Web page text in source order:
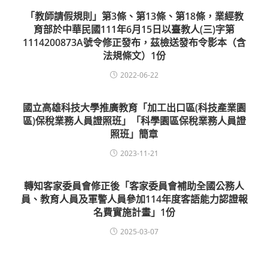
「教師請假規則」第3條、第13條、第18條，業經教
育部於中華民國111年6月15日以臺教人(三)字第
1114200873A號令修正發布，茲檢送發布令影本（含
法規條文）1份
2022-06-22
國立高雄科技大學推廣教育「加工出口區(科技產業園
區)保稅業務人員證照班」「科學園區保稅業務人員證
照班」簡章
2023-11-21
轉知客家委員會修正後「客家委員會補助全國公務人
員、教育人員及軍警人員參加114年度客語能力認證報
名費實施計畫」1份
2025-03-07